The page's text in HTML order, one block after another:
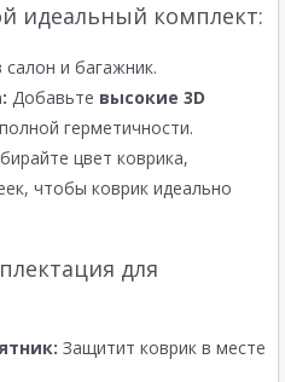
идеальный комплект:
и багажник.
Добавьте высокие 3D
герметичности.
цвет коврика,
чтобы коврик идеально
для
Защитит коврик в месте